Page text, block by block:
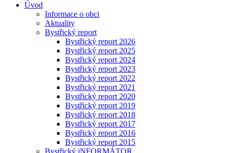
Úvod
Informace o obci
Aktuality
Bystřický report
Bystřický report 2026
Bystřický report 2025
Bystřický report 2024
Bystřický report 2023
Bystřický report 2022
Bystřický report 2021
Bystřický report 2020
Bystřický report 2019
Bystřický report 2018
Bystřický report 2017
Bystřický report 2016
Bystřický report 2015
Bystřický iNFORMÁTOR